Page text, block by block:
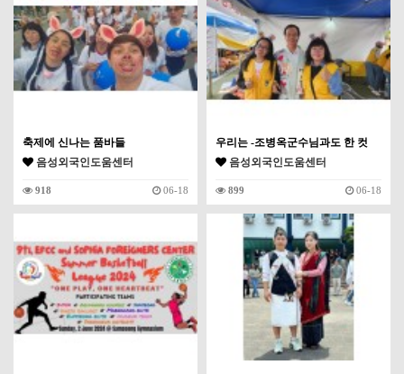
축제에 신나는 품바들
음성외국인도움센터
918 06-18
우리는 -조병옥군수님과도 한 컷
음성외국인도움센터
899 06-18